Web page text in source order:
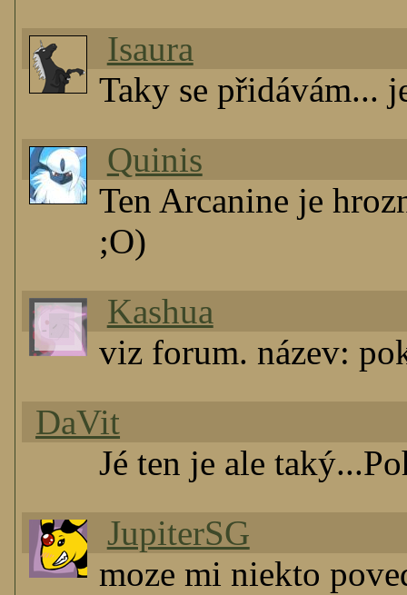
Isaura
Taky se přidávám...
Quinis
Ten Arcanine je
;O)
Kashua
viz forum. název:
DaVit
Jé ten je ale
JupiterSG
moze mi niekto